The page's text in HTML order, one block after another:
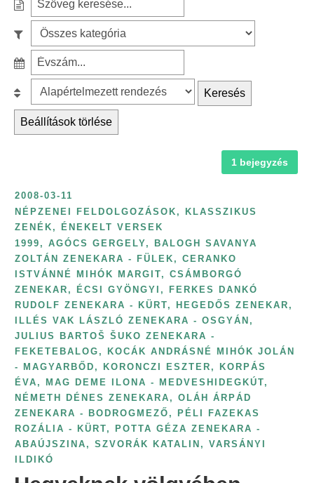
e
c
f
o
z
é
s
e
g
ó
r
i
a
s
z
e
r
i
n
t
:
z
é
v
s
z
á
m
s
z
e
r
n
t
:
e
s
l
á
s
:
Keresés
Beállítások törlése
1 bejegyzés
2008-03-11
NÉPZENEI FELDOLGOZÁSOK, KLASSZIKUS
ZENÉK, ÉNEKELT VERSEK
1999 , AGÓCS GERGELY, BALOGH SAVANYA
ZOLTÁN ZENEKARA - FÜLEK , CERANKO
ISTVÁNNÉ MIHÓK MARGIT, CSÁMBORGÓ
ZENEKAR , ÉCSI GYÖNGYI , FERKES DANKÓ
RUDOLF ZENEKARA - KÜRT, HEGEDŐS ZENEKAR ,
ILLÉS VAK LÁSZLÓ ZENEKARA - OSGYÁN ,
JULIUS BARTOŠ ŠUKO ZENEKARA -
FEKETEBALOG , KOCÁK ANDRÁSNÉ MIHÓK JOLÁN
- MAGYARBŐD , KORONCZI ESZTER , KORPÁS
ÉVA , MAG DEME ILONA - MEDVESHIDEGKÚT,
NÉMETH DÉNES ZENEKARA , OLÁH ÁRPÁD
ZENEKARA - BODROGMEZŐ , PÉLI FAZEKAS
ROZÁLIA - KÜRT, POTTA GÉZA ZENEKARA -
ABAÚJSZINA , SZVORÁK KATALIN , VARSÁNYI
ILDIKÓ